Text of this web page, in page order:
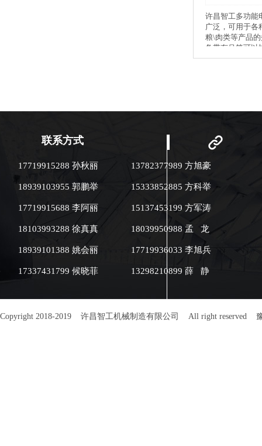
许昌智工多功能
广泛，可用于各
粮\肉类等产品
备带有吊笼可以
锅内水分离，方
肉等煮制加工 ●制药业：中草药
等） ●榨油业：油品热加工 ●智
性强、控温精确。 ●环保：
碳排放为零。 ●低耗：该机使
放，热效率可达
上。 ●人机界面：人性化设计，
捷。 ●故障自诊断功能：故障显
采用不锈钢材料
（kw） 容积（m³） 每百斤肉类
耗电量 每百斤瓜子耗电量 每锅
牛肉容量（kg） 葵花籽容量
联系方式
17719915288 孙秋丽 13782377989 方旭豪
18939103955 郭鹏举 15333852885 方科举
17719915688 李阿丽 15137453199 方军涛
18103993288 徐真真 18039950988 孟 龙
18939101388 姚会丽 17719936033 李旭兵
17337431799 候晓菲 13298210899 薛 静
Copyright 2018-2019 许昌智工机械制造有限公司 All right reserved